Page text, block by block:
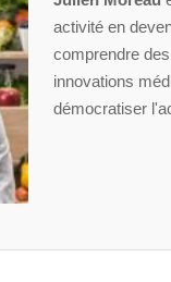
activité en
comprendre
innovations
démocratiser